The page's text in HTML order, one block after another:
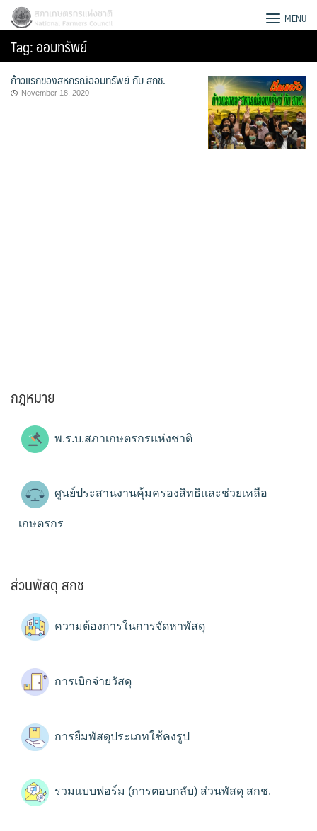
Skip
content
สภาเกษตรกรแห่งชาติ MENU
Tag:ออมทรัพย์
ก้าวแรกของสหกรณ์ออมทรัพย์ กับ สกช.
November 18, 2020
กฎหมาย
พ.ร.บ.สภาเกษตรกรแห่งชาติ
ศูนย์ประสานงานคุ้มครองสิทธิและช่วยเหลือ
เกษตรกร
ส่วนพัสดุ สกช
ความต้องการในการจัดหาพัสดุ
การเบิกจ่ายวัสดุ
การยืมพัสดุประเภทใช้คงรูป
รวมแบบฟอร์ม (การตอบกลับ) ส่วนพัสดุ สกช.